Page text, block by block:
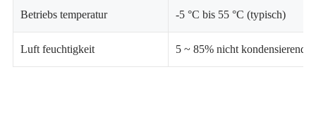
Betriebs temperatur -5 °C bis 55 °C (typisch)
Luft feuchtigkeit 5 ~ 85% nicht kondensierend